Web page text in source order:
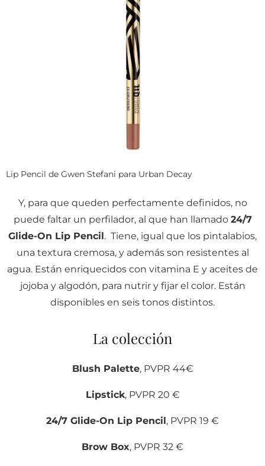
Lip Pencil de Gwen Stefani para Urban Decay
Y, para que queden perfectamente definidos, no
puede faltar un perfilador, al que han llamado 24/7
Glide-On Lip Pencil. Tiene, igual que los pintalabios,
una textura cremosa, y además son resistentes al
agua. Están enriquecidos con vitamina E y aceites de
jojoba y algodón, para nutrir y fijar el color. Están
disponibles en seis tonos distintos.
La colección
Blush Palette, PVPR 44€
Lipstick, PVPR 20 €
24/7 Glide-On Lip Pencil, PVPR 19 €
Brow Box, PVPR 32 €